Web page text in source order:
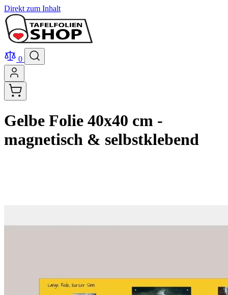
Direkt zum Inhalt
0
Gelbe Folie 40x40 cm -
magnetisch & selbstklebend